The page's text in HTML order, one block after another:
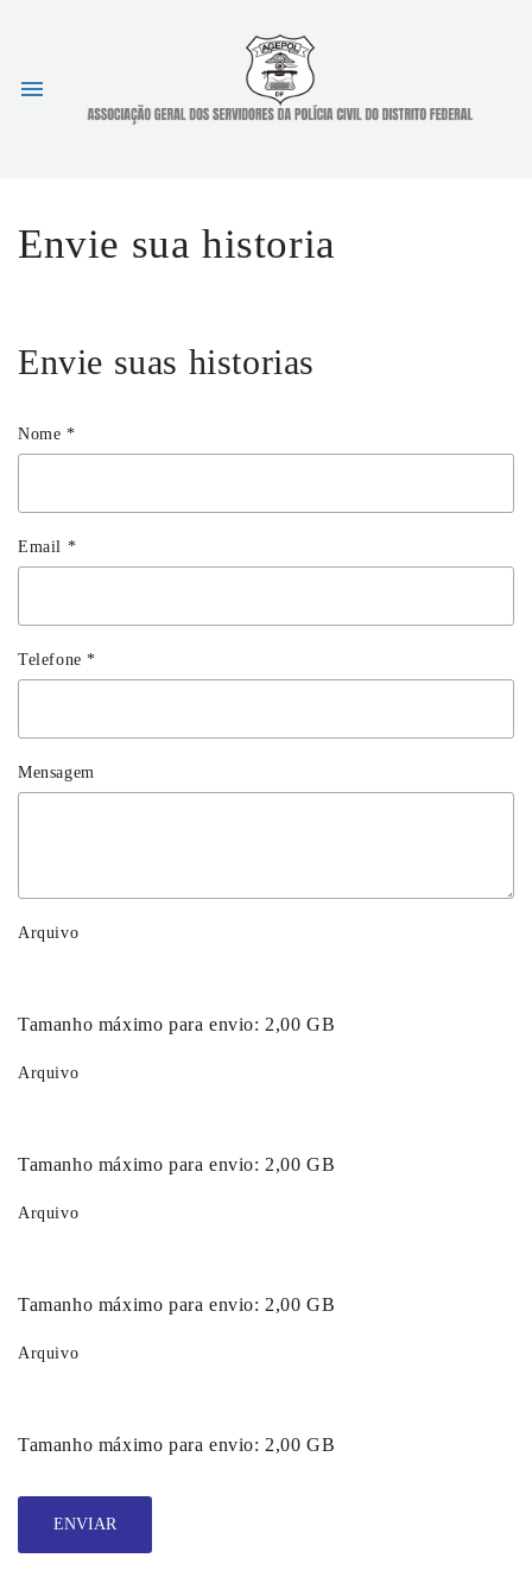
menu
Envie sua historia
Envie suas historias
Nome *
Email *
Telefone *
Mensagem
Arquivo
Tamanho máximo para envio: 2,00 GB
Arquivo
Tamanho máximo para envio: 2,00 GB
Arquivo
Tamanho máximo para envio: 2,00 GB
Arquivo
Tamanho máximo para envio: 2,00 GB
ENVIAR